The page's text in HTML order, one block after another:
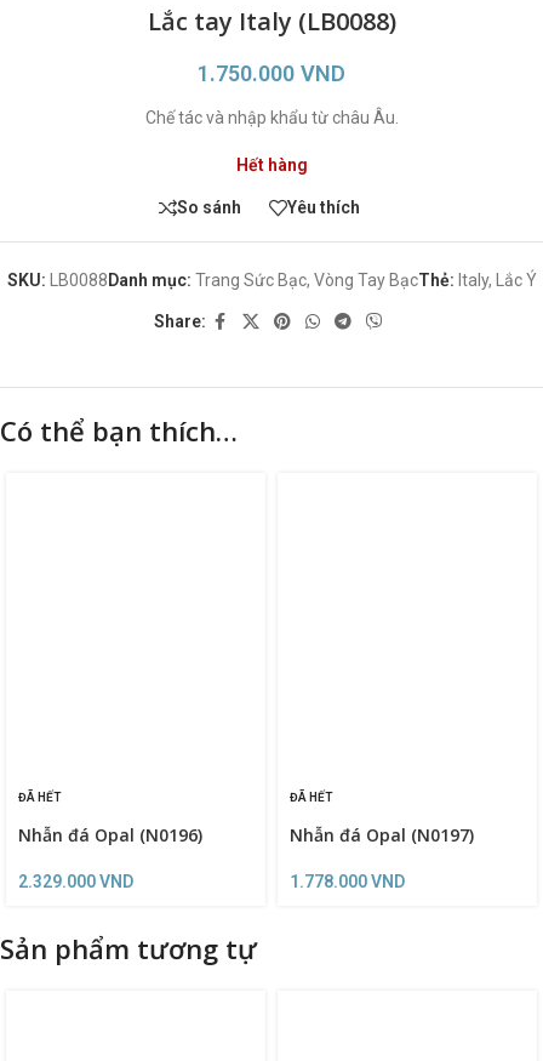
Lắc tay Italy (LB0088)
1.750.000 VND
Chế tác và nhập khẩu từ châu Âu.
Hết hàng
So sánh Yêu thích
SKU: LB0088Danh mục: Trang Sức Bạc, Vòng Tay BạcThẻ: Italy, Lắc Ý
Share:
Có thể bạn thích…
ĐÃ HẾT
Nhẫn đá Opal (N0196)
2.329.000VND
ĐÃ HẾT
Nhẫn đá Opal (N0197)
1.778.000VND
Sản phẩm tương tự